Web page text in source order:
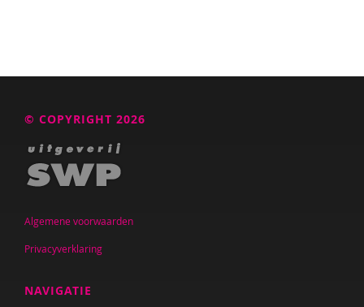
Rosa Suikers
Karin Vaessen
© COPYRIGHT 2026
Algemene voorwaarden
Privacyverklaring
NAVIGATIE